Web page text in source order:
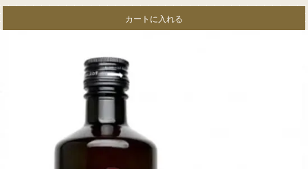
カートに入れる